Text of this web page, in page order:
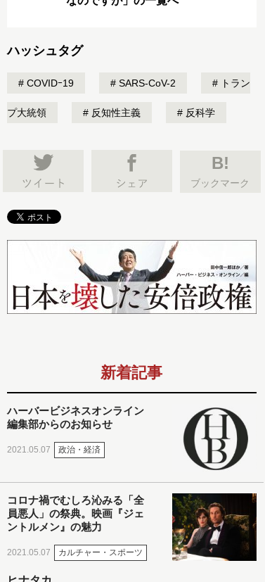
ハッシュタグ
COVIDｰ19 SARS-CoV-2 トラン
プ大統領 反知性主義 反科学
B!
ブックマーク
新着記事
ハーバービジネスオンライン
編集部からのお知らせ
2021.05.07 政治・経済
コロナ禍でむしろ沁みる「全
員悪人」の祭典。映画『ジェ
ントルメン』の魅力
2021.05.07 カルチャー・スポーツ